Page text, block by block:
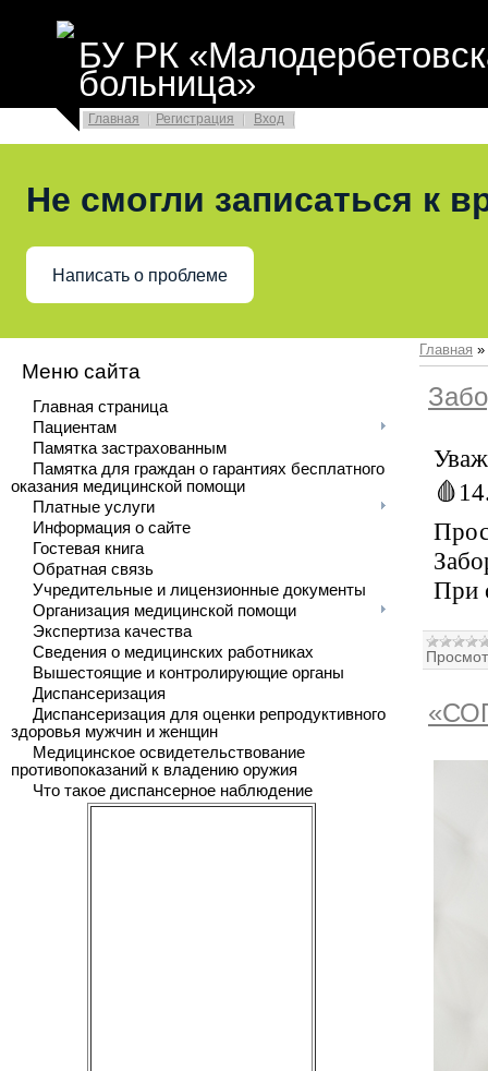
БУ РК
больница»
Главная Регистрация Вход
Не смогли записаться к
Написать о проблеме
Меню сайта
Главная страница
Пациентам
Памятка застрахованным
Памятка для граждан о гарантиях бесплатного
оказания медицинской помощи
Платные услуги
Информация о сайте
Гостевая книга
Обратная связь
Учредительные и лицензионные документы
Организация медицинской помощи
Экспертиза качества
Сведения о медицинских работниках
Вышестоящие и контролирующие органы
Диспансеризация
Диспансеризация для оценки репродуктивного
здоровья мужчин и женщин
Медицинское освидетельствование
противопоказаний к владению оружия
Что такое диспансерное наблюдение
Главная »
При